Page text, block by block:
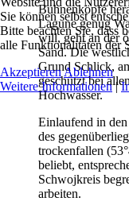
Buhnenköpfe
Lagune genug
will, geht an der
Sand. Die
Grund Schlick,
geschützt bei
Hochwasser.
Einlaufend in
des
trockenfallen
beliebt,
Schwojkreis
arbeiten.
Sie können selbst
Bitte beachten Sie, dass
alle Funktionalitäten der
AkzeptierenAblehnen
Weitere Informationen|